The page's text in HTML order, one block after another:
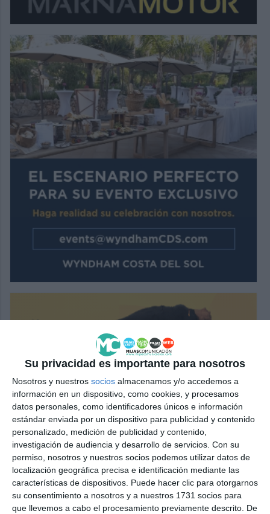
Su privacidad es importante para nosotros
Nosotros y nuestros socios almacenamos y/o accedemos a
información en un dispositivo, como cookies, y procesamos
datos personales, como identificadores únicos e información
estándar enviada por un dispositivo para publicidad y contenido
personalizado, medición de publicidad y contenido,
investigación de audiencia y desarrollo de servicios. Con su
permiso, nosotros y nuestros socios podemos utilizar datos de
localización geográfica precisa e identificación mediante las
características de dispositivos. Puede hacer clic para otorgarnos
su consentimiento a nosotros y a nuestros 1731 socios para
que llevemos a cabo el procesamiento previamente descrito. De